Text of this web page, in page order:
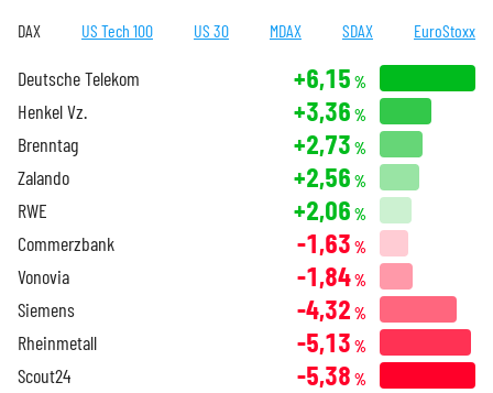
DAX US Tech 100 US 30 MDAX SDAX EuroStoxx
Deutsche Telekom +6,15 %
Henkel Vz. +3,36 %
Brenntag +2,73 %
Zalando +2,56 %
RWE +2,06 %
Commerzbank -1,63 %
Vonovia -1,84%
Siemens -4,32 %
Rheinmetall -5,13 %
Scout24 -5,38 %